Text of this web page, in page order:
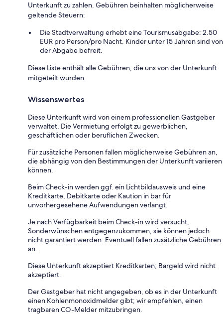
Unterkunft zu zahlen. Gebühren beinhalten möglicherweise
geltende Steuern:
Die Stadtverwaltung erhebt eine Tourismusabgabe: 2.50
EUR pro Person/pro Nacht. Kinder unter 15 Jahren sind von
der Abgabe befreit.
Diese Liste enthält alle Gebühren, die uns von der Unterkunft
mitgeteilt wurden.
Wissenswertes
Diese Unterkunft wird von einem professionellen Gastgeber
verwaltet. Die Vermietung erfolgt zu gewerblichen,
geschäftlichen oder beruflichen Zwecken.
Für zusätzliche Personen fallen möglicherweise Gebühren an,
die abhängig von den Bestimmungen der Unterkunft variieren
können.
Beim Check-in werden ggf. ein Lichtbildausweis und eine
Kreditkarte, Debitkarte oder Kaution in bar für
unvorhergesehene Aufwendungen verlangt.
Je nach Verfügbarkeit beim Check-in wird versucht,
Sonderwünschen entgegenzukommen, sie können jedoch
nicht garantiert werden. Eventuell fallen zusätzliche Gebühren
an.
Diese Unterkunft akzeptiert Kreditkarten; Bargeld wird nicht
akzeptiert.
Der Gastgeber hat nicht angegeben, ob es in der Unterkunft
einen Kohlenmonoxidmelder gibt; wir empfehlen, einen
tragbaren CO-Melder mitzubringen.